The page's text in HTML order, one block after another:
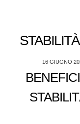
STABILITÀ
16 GIUGNO